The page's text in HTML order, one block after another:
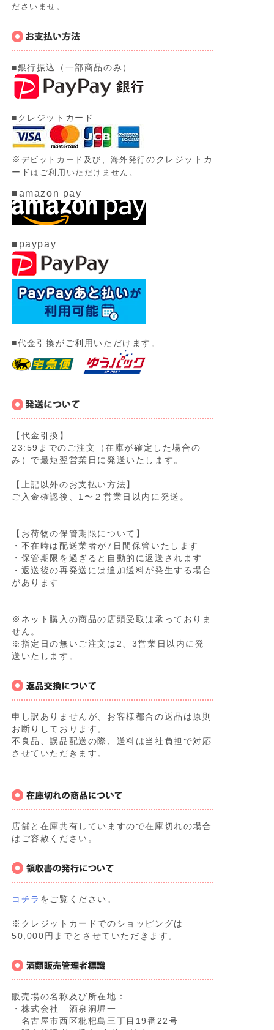
ださいませ。
■銀行振込（一部商品のみ）
■クレジットカード
※ デビットカード及び、 海外発行のクレジットカ
ード はご利用いただけません。
■amazon pay
■paypay
■代金引換がご利用いただけます。
【代金引換】
23:59までのご注文（在庫が確定した場合の
み）で最短翌営業日に発送いたします。
【上記以外のお支払い方法】
ご入金確認後、1〜２営業日以内に発送。
【お荷物の保管期限について】
・不在時は配送業者が7日間保管いたします
・保管期限を過ぎると自動的に返送されます
・返送後の再発送には追加送料が発生する場合
があります
※ネット購入の商品の店頭受取は承っておりま
せん。
※指定日の無いご注文は2、3営業日以内に発
送いたします。
申し訳ありませんが、お客様都合の返品は原則
お断りしております。
不良品、誤品配送の際、送料は当社負担で対応
させていただきます。
店舗と在庫共有していますので在庫切れの場合
はご容赦ください。
コチラ をご覧ください。
※クレジットカードでのショッピングは
50,000円までとさせていただきます。
販売場の名称及び所在地：
・株式会社 酒泉洞堀一
名古屋市西区枇杷島三丁目19番22号